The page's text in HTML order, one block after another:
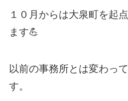
１０月からは大泉町を起
ます💪
以前の事務所とは変わっ
す。